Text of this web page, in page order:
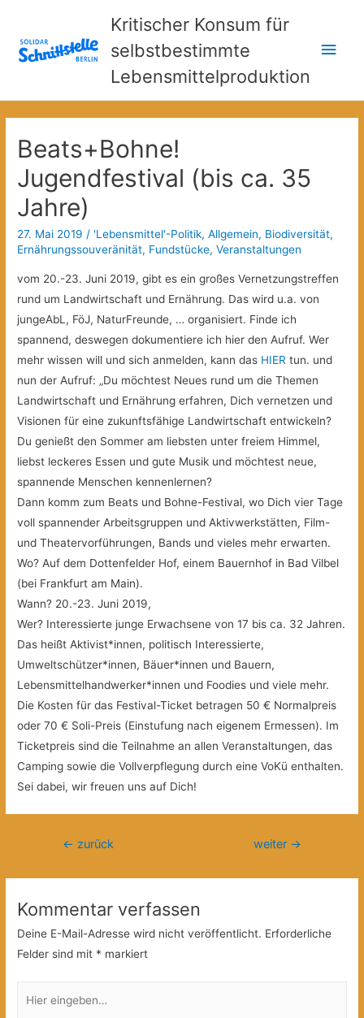
Kritischer Konsum für
selbstbestimmte
Lebensmittelproduktion
Beats+Bohne!
Jugendfestival (bis ca. 35
Jahre)
27. Mai 2019 / 'Lebensmittel'-Politik,Allgemein, Biodiversität,
Ernährungssouveränität, Fundstücke,Veranstaltungen
vom 20.-23. Juni 2019, gibt es ein großes Vernetzungstreffen
rund um Landwirtschaft und Ernährung. Das wird u.a. von
jungeAbL, FöJ, NaturFreunde, … organisiert. Finde ich
spannend, deswegen dokumentiere ich hier den Aufruf. Wer
mehr wissen will und sich anmelden, kann das HIER tun. und
nun der Aufruf: „Du möchtest Neues rund um die Themen
Landwirtschaft und Ernährung erfahren, Dich vernetzen und
Visionen für eine zukunftsfähige Landwirtschaft entwickeln?
Du genießt den Sommer am liebsten unter freiem Himmel,
liebst leckeres Essen und gute Musik und möchtest neue,
spannende Menschen kennenlernen?
Dann komm zum Beats und Bohne-Festival,wo Dich vier Tage
voll spannender Arbeitsgruppen und Aktivwerkstätten, Film-
und Theatervorführungen, Bands und vieles mehr erwarten.
Wo? Auf dem Dottenfelder Hof, einem Bauernhof in Bad Vilbel
(bei Frankfurt am Main).
Wann? 20.-23. Juni 2019,
Wer? Interessierte junge Erwachsene von 17 bis ca. 32 Jahren.
Das heißt Aktivist*innen, politisch Interessierte,
Umweltschützer*innen, Bäuer*innen und Bauern,
Lebensmittelhandwerker*innen und Foodies und viele mehr.
Die Kosten für das Festival-Ticket betragen 50 € Normalpreis
oder 70 € Soli-Preis (Einstufung nach eigenem Ermessen). Im
Ticketpreis sind die Teilnahme an allen Veranstaltungen, das
Camping sowie die Vollverpflegung durch eine VoKü enthalten.
Sei dabei, wir freuen uns auf Dich!
Beitragsnavigation
← zurück weiter →
Kommentar verfassen
Deine E-Mail-Adresse wird nicht veröffentlicht. Erforderliche
Felder sind mit * markiert
eingeben…